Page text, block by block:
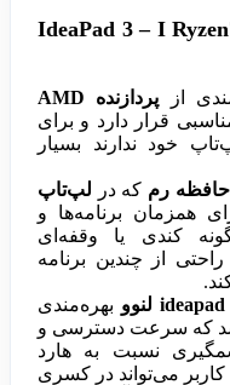
IdeaPad 3 – I
از
پردازنده AMD
قرار دارد و برای
خود ندارند بسیار
که در لپ‌تاپ
همزمان برنامه‌ها و
کندی یا وقفه‌ای
راحتی از چندین برنامه
بهره‌مندی
که سرعت دسترسی و
نسبت به هارد
می‌تواند در کسری